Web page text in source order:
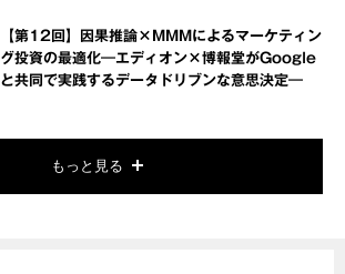
【第12回】因果推論×MMMによるマーケティン
グ投資の最適化―エディオン×博報堂がGoogle
と共同で実践するデータドリブンな意思決定―
もっと見る